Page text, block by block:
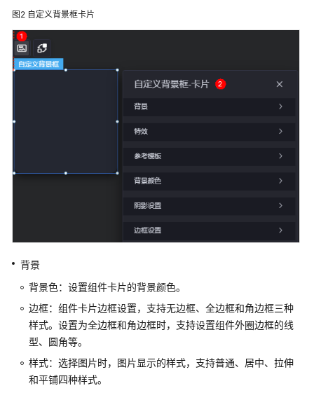
Astro
大
屏
应
购
大
屏
用
实
例
创
图2 自定义背景框卡片
背景
背景色：设置组件卡片的背景颜色。
边框：组件卡片边框设置，支持无边框、全边框和角边框三种
样式。设置为全边框和角边框时，支持设置组件外圈边框的线
型、圆角等。
样式：选择图片时，图片显示的样式，支持普通、居中、拉伸
和平铺四种样式。